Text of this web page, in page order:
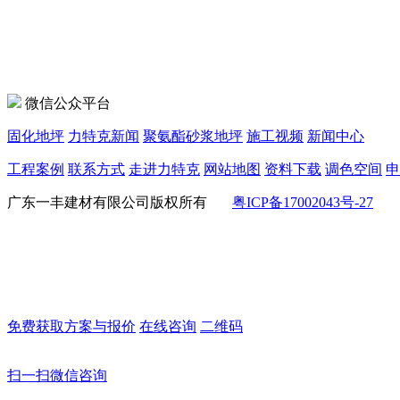
微信公众平台
固化地坪 力特克新闻 聚氨酯砂浆地坪 施工视频 新闻中心
工程案例 联系方式 走进力特克 网站地图 资料下载 调色空间
广东一丰建材有限公司版权所有 粤ICP备17002043号-27
免费获取方案与报价 在线咨询 二维码
扫一扫微信咨询